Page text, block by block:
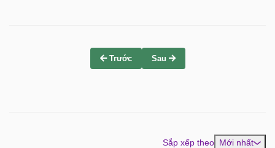
Trước Sau
Sắp xếp theo Mới nhất